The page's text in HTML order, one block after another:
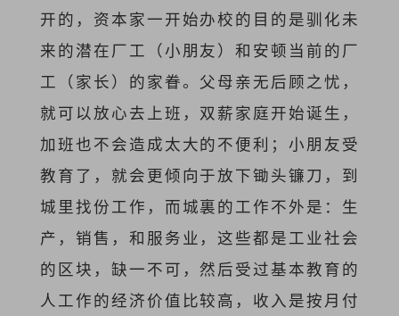
开的，资本家一开始办校的目的是驯化未
来的潜在厂工（小朋友）和安顿当前的厂
工（家长）的家眷。父母亲无后顾之忧，
就可以放心去上班，双薪家庭开始诞生，
加班也不会造成太大的不便利；小朋友受
教育了，就会更倾向于放下锄头镰刀，到
城里找份工作，而城裏的工作不外是：生
产，销售，和服务业，这些都是工业社会
的区块，缺一不可，然后受过基本教育的
人工作的经济价值比较高，收入是按月付